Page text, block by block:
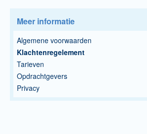
Meer informatie
Algemene voorwaarden
Klachtenregelement
Tarieven
Opdrachtgevers
Privacy